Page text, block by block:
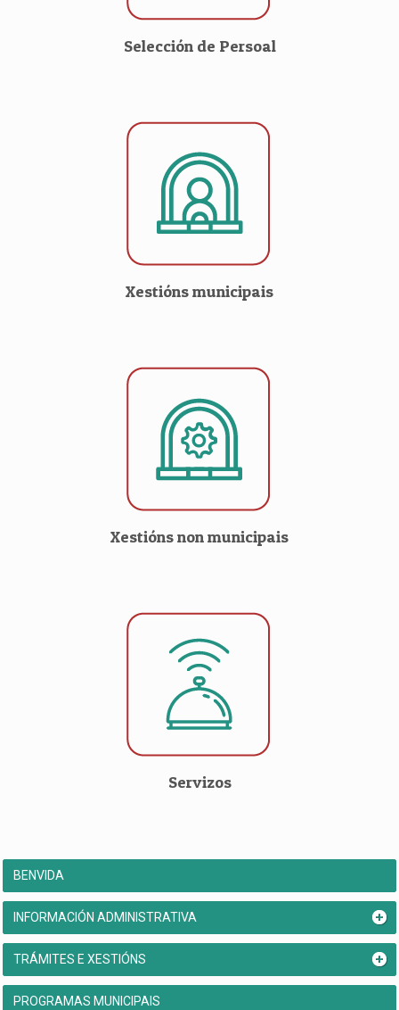
Selección de Persoal
Xestións municipais
Xestións non municipais
Servizos
BENVIDA
INFORMACIÓN ADMINISTRATIVA
TRÁMITES E XESTIÓNS
PROGRAMAS MUNICIPAIS